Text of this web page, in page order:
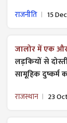
राजनीति 15
जालोर में एक और
लड़कियों से
सामूहिक दुष्कर्म
राजस्थान 23